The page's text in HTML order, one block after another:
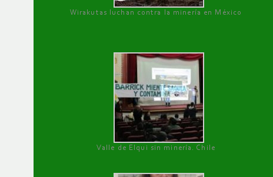
Wirakutas luchan contra la minería en México
Valle de Elqui sin minería. Chile